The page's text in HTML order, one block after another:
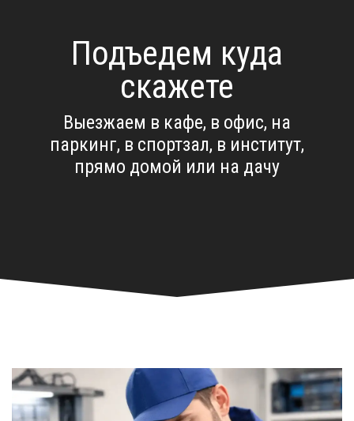
Подъедем куда
скажете
Выезжаем в кафе, в офис, на
паркинг, в спортзал, в институт,
прямо домой или на дачу